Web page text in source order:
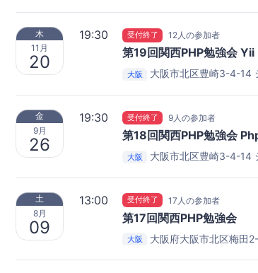
木
11月
20
19:30 受付終了 12人の参加者
第19回関西PHP勉強会
大阪 大阪市北区豊崎3-4-14
金
9月
26
19:30 受付終了 9人の参加者
第18回関西PHP勉強会
大阪 大阪市北区豊崎3-4-14
土
8月
09
13:00 受付終了 17人の参加者
第17回関西PHP勉強会
大阪 大阪府大阪市北区梅田